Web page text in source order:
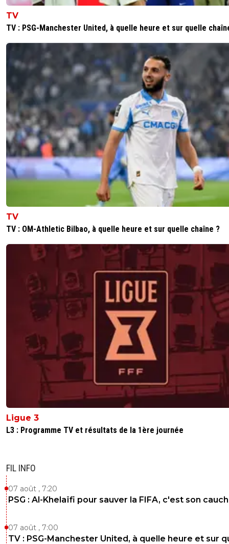
TV
TV : PSG-Manchester United, à quelle heure et sur quelle
TV
TV : OM-Athletic Bilbao, à quelle heure et sur quelle chaîne ?
Ligue 3
L3 : Programme TV et résultats de la 1ère journée
FIL INFO
07 août , 7:20
PSG : Al-Khelaïfi pour sauver la FIFA, c'est son
07 août , 7:00
TV : PSG-Manchester United, à quelle heure et sur